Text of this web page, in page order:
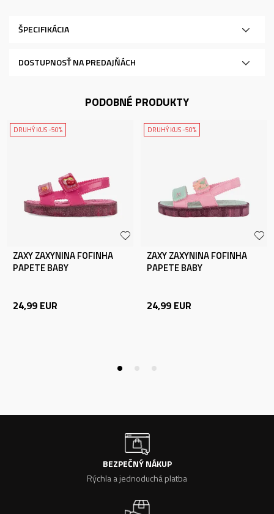
ŠPECIFIKÁCIA
DOSTUPNOSŤ NA PREDAJŇÁCH
PODOBNÉ PRODUKTY
DRUHÝ KUS -50%
ZAXY ZAXYNINA FOFINHA
PAPETE BABY
24,99 EUR
DRUHÝ KUS -50%
ZAXY ZAXYNINA FOFINHA
PAPETE BABY
24,99 EUR
BEZPEČNÝ NÁKUP
Rýchla a jednoduchá platba